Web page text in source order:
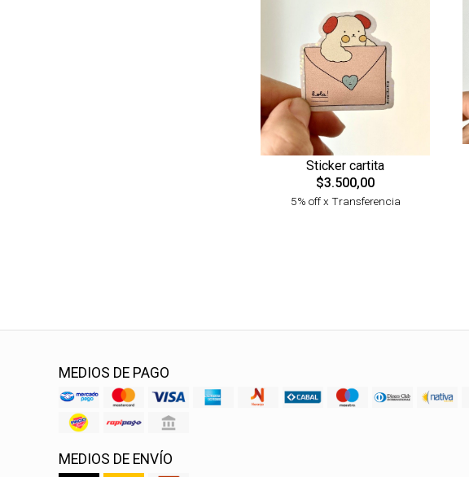
Sticker cartita
$3.500,00
5% off x Transferencia
MEDIOS DE PAGO
MEDIOS DE ENVÍO